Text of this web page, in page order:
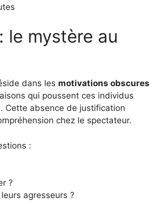
le mystère au
dans les motivations obscures
qui poussent ces individus
Cette absence de justification
chez le spectateur.
:
?
agresseurs ?